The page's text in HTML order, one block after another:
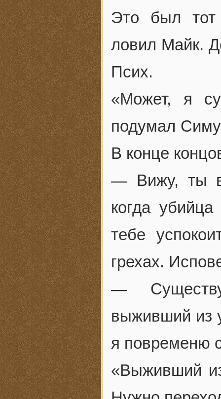
Это был тот
ловил Майк.
Псих.
«Может, я
подумал
В конце
— Вижу, ты
когда
тебе
грехах.
—
выживший из
я повременю
«Выживший